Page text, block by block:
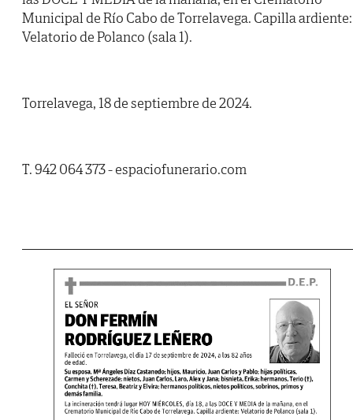
Municipal de Río Cabo de Torrelavega. Capilla ardiente:
Velatorio de Polanco (sala 1).
Torrelavega, 18 de septiembre de 2024.
T. 942 064 373 - espaciofunerario.com